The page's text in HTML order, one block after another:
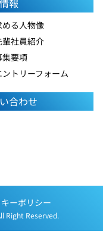
報
める人物像
輩社員紹介
集要項
トリーフォーム
合わせ
ーポリシー
Right Reserved.